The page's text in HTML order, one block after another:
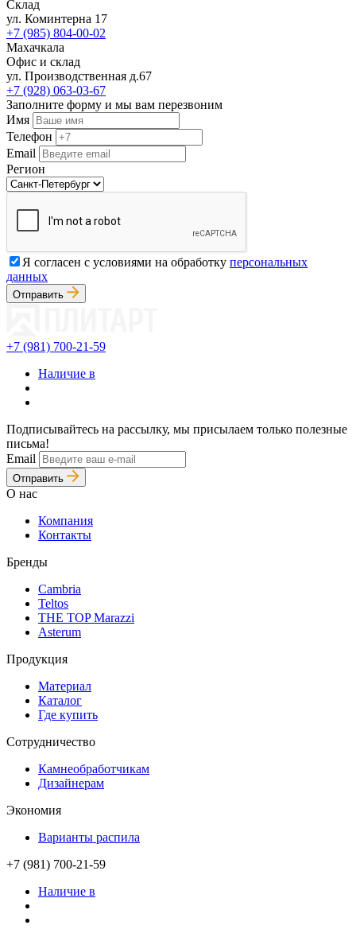
Склад
ул. Коминтерна 17
+7 (985) 804-00-02
Махачкала
Офис и склад
ул. Производственная д.67
+7 (928) 063-03-67
Заполните форму и мы вам перезвоним
Имя
Телефон
Email
Регион
Я согласен с условиями на обработку персональных
данных
Отправить
+7 (981) 700-21-59
Наличие в
Подписывайтесь на рассылку, мы присылаем только полезные
письма!
Email
Отправить
О нас
Компания
Контакты
Бренды
Cambria
Teltos
THE TOP Marazzi
Asterum
Продукция
Материал
Каталог
Где купить
Сотрудничество
Камнеобработчикам
Дизайнерам
Экономия
Варианты распила
+7 (981) 700-21-59
Наличие в